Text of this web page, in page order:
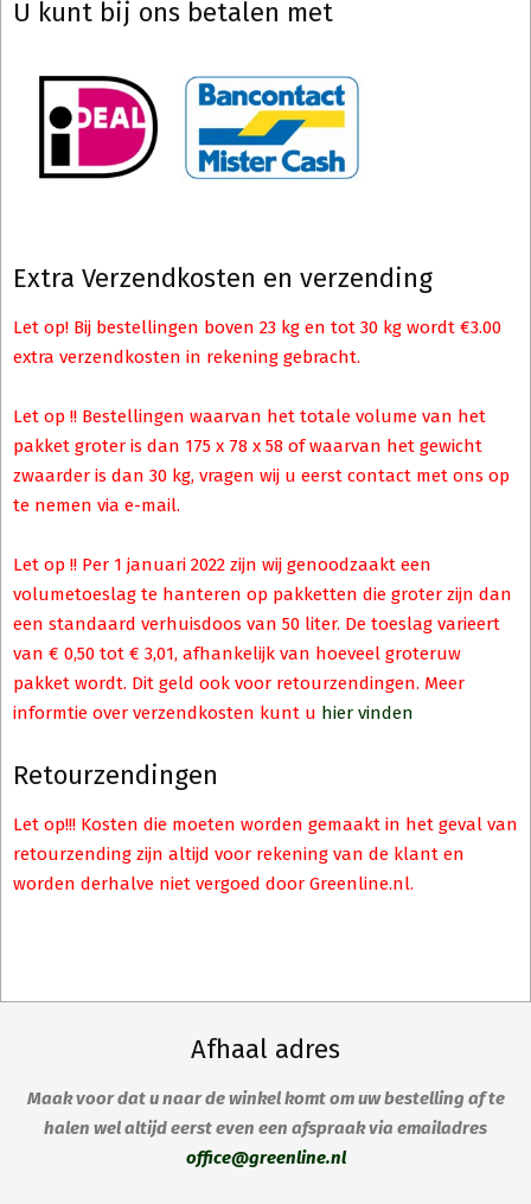
U kunt bij ons betalen met
Extra Verzendkosten en verzending
Let op! Bij bestellingen boven 23 kg en tot 30 kg wordt €3.00
extra verzendkosten in rekening gebracht.
Let op !! Bestellingen waarvan het totale volume van het
pakket groter is dan 175 x 78 x 58 of waarvan het gewicht
zwaarder is dan 30 kg, vragen wij u eerst contact met ons op
te nemen via e-mail.
Let op !! Per 1 januari 2022 zijn wij genoodzaakt een
volumetoeslag te hanteren op pakketten die groter zijn dan
een standaard verhuisdoos van 50 liter. De toeslag varieert
van € 0,50 tot € 3,01, afhankelijk van hoeveel groteruw
pakket wordt. Dit geld ook voor retourzendingen. Meer
informtie over verzendkosten kunt u hier vinden
Retourzendingen
Let op!!! Kosten die moeten worden gemaakt in het geval van
retourzending zijn altijd voor rekening van de klant en
worden derhalve niet vergoed door Greenline.nl.
Afhaal adres
Maak voor dat u naar de winkel komt om uw bestelling af te
halen wel altijd eerst even een afspraak via emailadres
office@greenline.nl